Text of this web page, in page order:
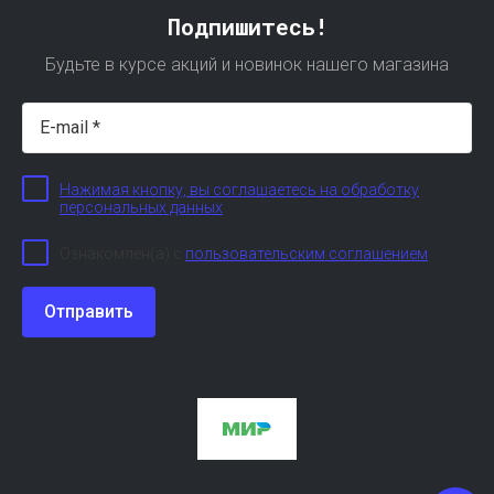
Подпишитесь!
Будьте в курсе акций и новинок нашего магазина
Нажимая кнопку, вы соглашаетесь на обработку
персональных данных
пользовательским соглашением
Отправить